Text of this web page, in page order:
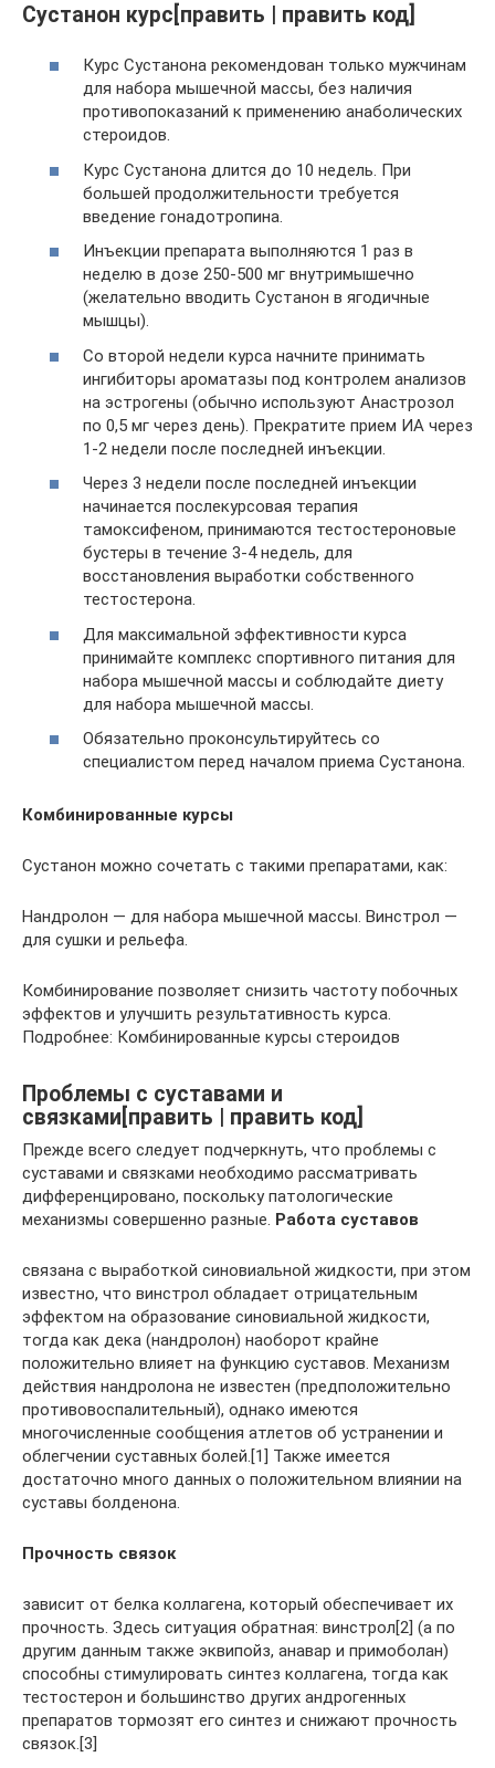
Сустанон курс[править | править код]
Курс Сустанона рекомендован только мужчинам
для набора мышечной массы, без наличия
противопоказаний к применению анаболических
стероидов.
Курс Сустанона длится до 10 недель. При
большей продолжительности требуется
введение гонадотропина.
Инъекции препарата выполняются 1 раз в
неделю в дозе 250-500 мг внутримышечно
(желательно вводить Сустанон в ягодичные
мышцы).
Со второй недели курса начните принимать
ингибиторы ароматазы под контролем анализов
на эстрогены (обычно используют Анастрозол
по 0,5 мг через день). Прекратите прием ИА через
1-2 недели после последней инъекции.
Через 3 недели после последней инъекции
начинается послекурсовая терапия
тамоксифеном, принимаются тестостероновые
бустеры в течение 3-4 недель, для
восстановления выработки собственного
тестостерона.
Для максимальной эффективности курса
принимайте комплекс спортивного питания для
набора мышечной массы и соблюдайте диету
для набора мышечной массы.
Обязательно проконсультируйтесь со
специалистом перед началом приема Сустанона.
Комбинированные курсы
Сустанон можно сочетать с такими препаратами, как:
Нандролон — для набора мышечной массы. Винстрол —
для сушки и рельефа.
Комбинирование позволяет снизить частоту побочных
эффектов и улучшить результативность курса.
Подробнее: Комбинированные курсы стероидов
Проблемы с суставами и
связками[править | править код]
Прежде всего следует подчеркнуть, что проблемы с
суставами и связками необходимо рассматривать
дифференцировано, поскольку патологические
механизмы совершенно разные. Работа суставов
связана с выработкой синовиальной жидкости, при этом
известно, что винстрол обладает отрицательным
эффектом на образование синовиальной жидкости,
тогда как дека (нандролон) наоборот крайне
положительно влияет на функцию суставов. Механизм
действия нандролона не известен (предположительно
противовоспалительный), однако имеются
многочисленные сообщения атлетов об устранении и
облегчении суставных болей.[1] Также имеется
достаточно много данных о положительном влиянии на
суставы болденона.
Прочность связок
зависит от белка коллагена, который обеспечивает их
прочность. Здесь ситуация обратная: винстрол[2] (а по
другим данным также эквипойз, анавар и примоболан)
способны стимулировать синтез коллагена, тогда как
тестостерон и большинство других андрогенных
препаратов тормозят его синтез и снижают прочность
связок.[3]